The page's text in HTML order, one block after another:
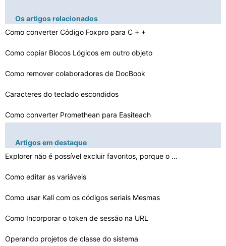
Os artigos relacionados
Como converter Código Foxpro para C + +
Como copiar Blocos Lógicos em outro objeto
Como remover colaboradores de DocBook
Caracteres do teclado escondidos
Como converter Promethean para Easiteach
Dados JPEG está incorreta
Como corrigir Winamp no VirtualBox
Como instalar o IPL para OpenCV
Como Fazer a Peso Entrar em um teclado
Artigos em destaque
Explorer não é possível excluir favoritos, porque o …
Como editar as variáveis ​​
Como usar Kali com os códigos seriais Mesmas
Como Incorporar o token de sessão na URL
Operando projetos de classe do sistema